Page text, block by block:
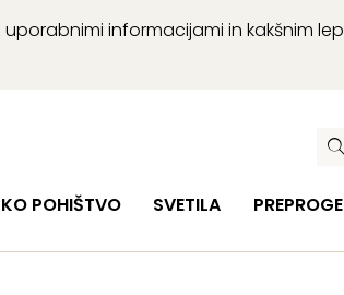
informacijami in kakšnim
POHIŠTVO SVETILA PREPROGE